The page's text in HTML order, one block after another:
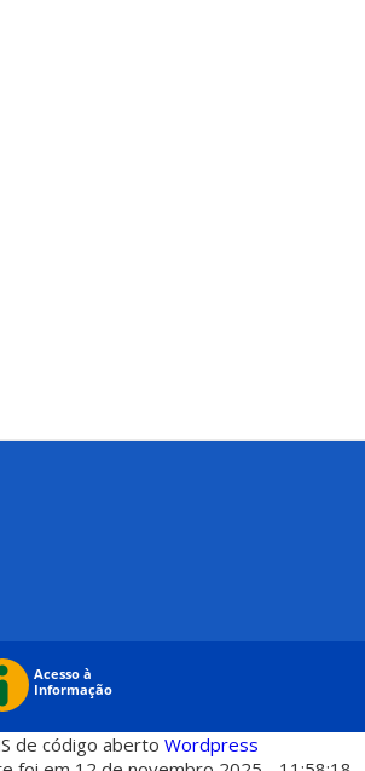
de código aberto Wordpress